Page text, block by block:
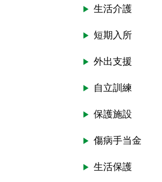
生活介護
短期入所
外出支援
自立訓練
保護施設
傷病手当金
生活保護